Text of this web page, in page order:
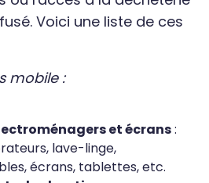
Voici une liste de ces
mobile :
et écrans:
lave-linge,
écrans, tablettes, etc.